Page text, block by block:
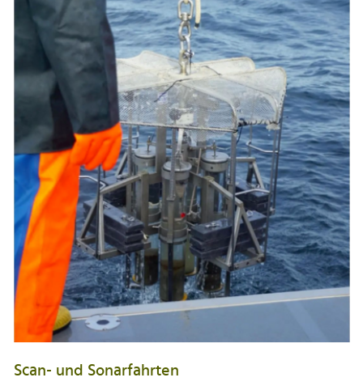
Scan- und Sonarfahrten